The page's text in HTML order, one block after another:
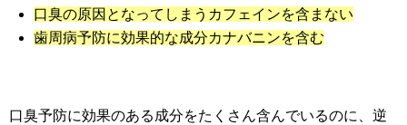
口臭の原因となってしまうカフェインを含まない
歯周病予防に効果的な成分カナバニンを含む
口臭予防に効果のある成分をたくさん含んでいるのに、逆